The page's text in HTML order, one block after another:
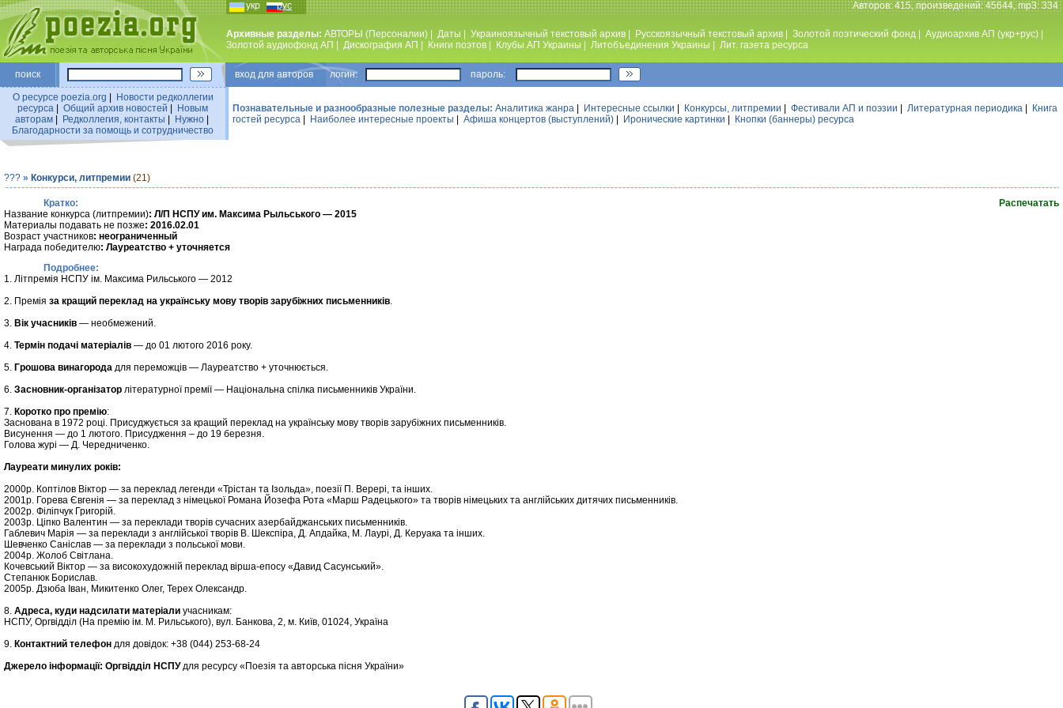
укр рус Авторов: 415, произведений: 45644, mp3: 334
Архивные разделы: АВТОРЫ (Персоналии) Даты Украиноязычный текстовый архив Русскоязычный текстовый архив Золотой поэтический фонд Аудиоархив АП (укр+рус)
Золотой аудиофонд АП
Дискография АП Книги поэтов Клубы АП Украины Литобъединения Украины Лит. газета ресурса
поиск вход для авторов логин: пароль:
О ресурсе poezia.org
Новости редколлегии
ресурса
Общий архив новостей
Новым
авторам| Редколлегия, контакты Нужно|
Благодарности за помощь и сотрудничество
Познавательные и разнообразные полезные разделы: Аналитика жанра Интересные ссылки Конкурсы, литпремии Фестивали АП и поэзии Литературная периодика
Книга
гостей ресурса
Наиболее интересные проекты Афиша концертов (выступлений) Иронические картинки Кнопки (баннеры) ресурса
??? » Конкурси, литпремии (21)
Распечатать
Кратко:
Название конкурса (литпремии): Л/П НСПУ им. Максима Рыльського — 2015
Материалы подавать не позже: 2016.02.01
Возраст участников: неограниченный
Награда победителю: Лауреатство + уточняется
Подробнее:
1. Літпремія НСПУ ім. Максима Рильського — 2012
2. Премія за кращий переклад на українську мову творів зарубіжних письменників.
3. Вік учасників — необмежений.
4. Термін подачі матеріалів — до 01 лютого 2016 року.
5. Грошова винагорода для переможців — Лауреатство + уточнюється.
6. Засновник-організатор літературної премії — Національна спілка письменників України.
7. Коротко про премію:
Заснована в 1972 році. Присуджується за кращий переклад на українську мову творів зарубіжних письменників.
Висунення — до 1 лютого. Присудження – до 19 березня.
Голова журі — Д. Чередниченко.
Лауреати минулих років:
2000р. Коптілов Віктор — за переклад легенди «Трістан та Ізольда», поезії П. Верері, та інших.
2001р. Горева Євгенія — за переклад з німецької Романа Йозефа Рота «Марш Радецького» та творів німецьких та англійських дитячих письменників.
2002р. Філіпчук Григорій.
2003р. Ціпко Валентин — за переклади творів сучасних азербайджанських письменників.
Габлевич Марія — за переклади з англійської творів В. Шекспіра, Д. Апдайка, М. Лаурі, Д. Керуака та інших.
Шевченко Саніслав — за переклади з польської мови.
2004р. Жолоб Світлана.
Кочевський Віктор — за високохудожній переклад вірша-епосу «Давид Сасунський».
Степанюк Борислав.
2005р. Дзюба Іван, Микитенко Олег, Терех Олександр.
8. Адреса, куди надсилати матеріали учасникам:
НСПУ, Оргвідділ (На премію ім. М. Рильського), вул. Банкова, 2, м. Київ, 01024, Україна
9. Контактний телефон для довідок: +38 (044) 253-68-24
Джерело інформації: Оргвідділ НСПУдля ресурсу «Поезія та авторська пісня України»